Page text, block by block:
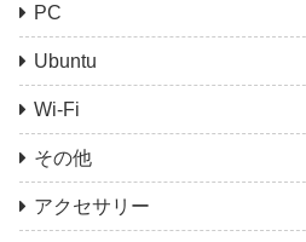
PC
Ubuntu
Wi-Fi
その他
アクセサリー